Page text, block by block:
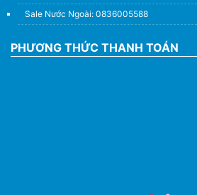
Sale Nước Ngoài: 0836005588
PHƯƠNG THỨC THANH TOÁN